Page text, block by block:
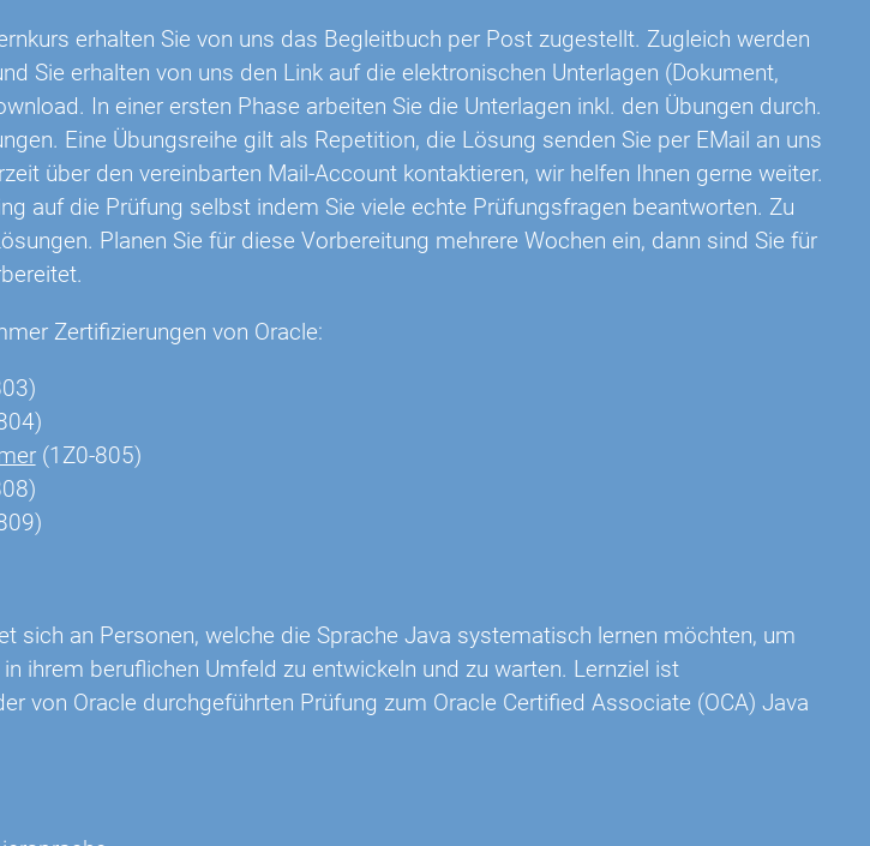
erhalten Sie von uns das Begleitbuch per Post zugestellt. Zugleich werden
Sie erhalten von uns den Link auf die elektronischen Unterlagen (Dokument,
In einer ersten Phase arbeiten Sie die Unterlagen inkl. den Übungen durch.
Eine Übungsreihe gilt als Repetition, die Lösung senden Sie per EMail an uns
über den vereinbarten Mail-Account kontaktieren, wir helfen Ihnen gerne weiter.
auf die Prüfung selbst indem Sie viele echte Prüfungsfragen beantworten. Zu
Planen Sie für diese Vorbereitung mehrere Wochen ein, dann sind Sie für
Zertifizierungen von Oracle:
(1Z0-805)
sich an Personen, welche die Sprache Java systematisch lernen möchten, um
ihrem beruflichen Umfeld zu entwickeln und zu warten. Lernziel ist
von Oracle durchgeführten Prüfung zum Oracle Certified Associate (OCA) Java